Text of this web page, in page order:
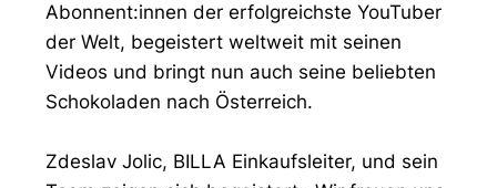
Abonnent:innen der erfolgreichste YouTuber
der Welt, begeistert weltweit mit seinen
Videos und bringt nun auch seine beliebten
Schokoladen nach Österreich.
Zdeslav Jolic, BILLA Einkaufsleiter, und sein